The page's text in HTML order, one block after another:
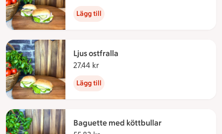
Lägg till
Ljus ostfralla
27.44 kr
Lägg till
Baguette med köttbullar